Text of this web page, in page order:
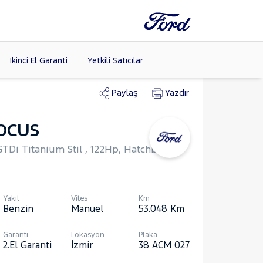
İkinci El Garanti Yetkili Satıcılar
Paylaş Yazdır
Titanium Stil , 122Hp, Hatchback 5
Yakıt
Benzin
Vites
Manuel
Km
53.048 Km
Garanti
2.El Garanti
Lokasyon
İzmir
Plaka
38 ACM 027